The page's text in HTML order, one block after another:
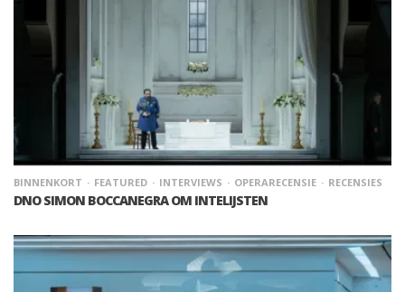
BINNENKORT FEATURED INTERVIEWS OPERARECENSIE RECENSIES
DNO SIMON BOCCANEGRA OM INTELIJSTEN